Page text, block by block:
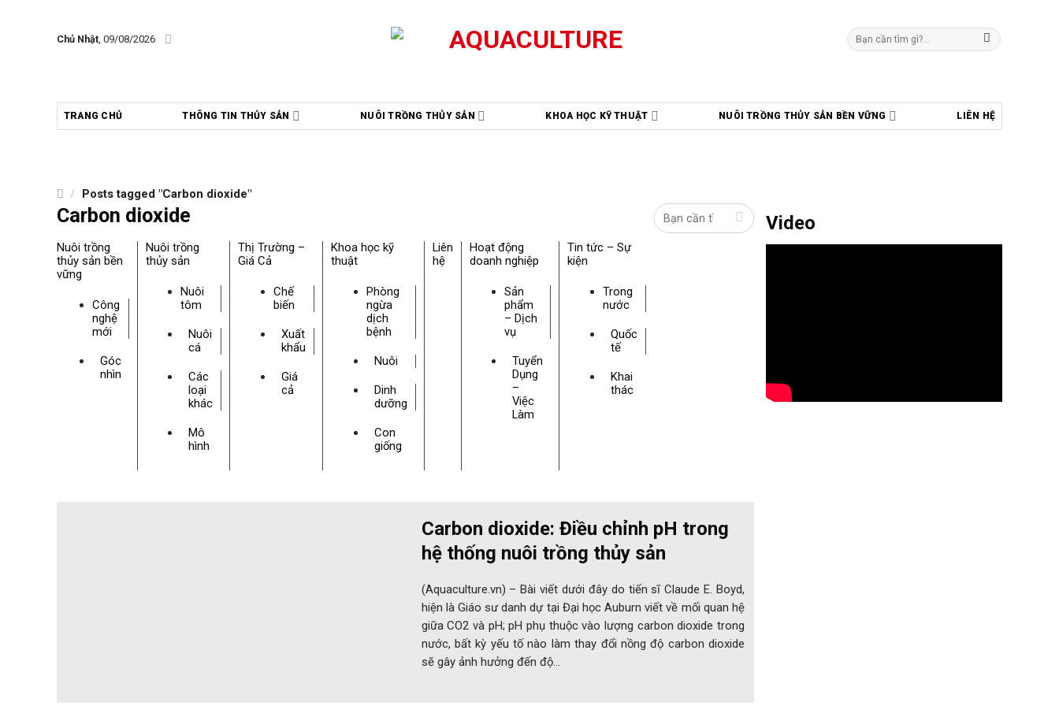
Chủ Nhật, 09/08/2026
Tìm
kiếm:
TRANG CHỦ THÔNG TIN THỦY SẢN NUÔI TRỒNG THỦY SẢN KHOA HỌC KỸ THUẬT NUÔI TRỒNG THỦY SẢN BỀN VỮNG LIÊN HỆ
/ Posts tagged "Carbon dioxide"
Carbon dioxide
Nuôi trồng
thủy sản bền
vững
Công
nghệ
mới
Góc
nhìn
Nuôi trồng
thủy sản
Nuôi
tôm
Nuôi
cá
Các
loại
khác
Mô
hình
Thị Trường –
Giá Cả
Chế
biến
Xuất
khẩu
Giá
cả
Khoa học kỹ
thuật
Phòng
ngừa
dịch
bệnh
Nuôi
Dinh
dưỡng
Con
giống
Liên
hệ
Hoạt động
doanh nghiệp
Sản
phẩm
– Dịch
vụ
Tuyển
Dụng
–
Việc
Làm
Tin tức – Sự
kiện
Trong
nước
Quốc
tế
Khai
thác
Carbon dioxide: Điều chỉnh pH trong
hệ thống nuôi trồng thủy sản
(Aquaculture.vn) – Bài viết dưới đây do tiến sĩ Claude E. Boyd,
hiện là Giáo sư danh dự tại Đại học Auburn viết về mối quan hệ
giữa CO2 và pH; pH phụ thuộc vào lượng carbon dioxide trong
nước, bất kỳ yếu tố nào làm thay đổi nồng độ carbon dioxide
sẽ gây ảnh hưởng đến độ…
Video